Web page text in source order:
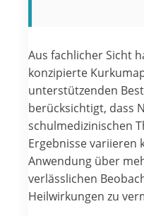
Aus fachlicher Sicht
konzipierte
unterstützenden
berücksichtigt, dass
schulmedizinischen
Ergebnisse variieren
Anwendung über
verlässlichen
Heilwirkungen zu